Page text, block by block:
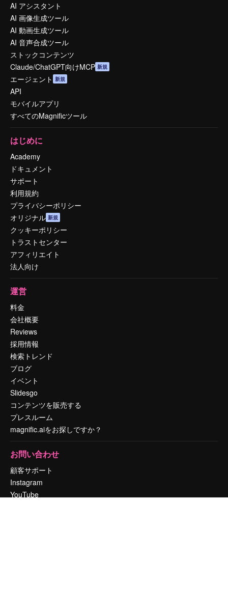
AI アシスタント
AI 画像生成ツール
AI 動画生成ツール
AI 音声合成ツール
ストックコンテンツ
Claude/ChatGPT向けMCP 新規
エージェント 新規
API
モバイルアプリ
すべてのMagnificツール
はじめに
Academy
ドキュメント
サポート
利用規約
プライバシーポリシー
オリジナル 新規
クッキーポリシー
トラストセンター
アフィリエイト
法人向け
運営
料金
会社概要
Reviews
採用情報
検索トレンド
ブログ
イベント
Slidesgo
コンテンツを販売する
プレスルーム
magnific.aiをお探しですか？
お問い合わせ
顧客サポート
Instagram
YouTube